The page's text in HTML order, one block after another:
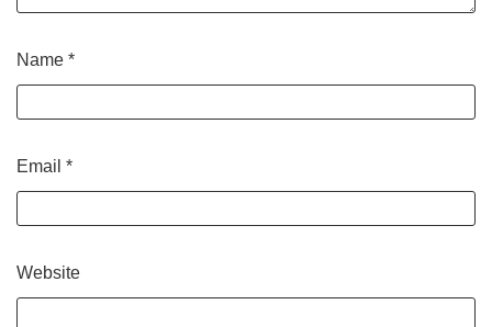
Name *
Email *
Website